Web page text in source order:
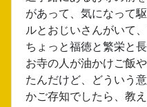
があって、気になって
ルとおじいさんがいて
ちょっと福徳と繁栄と
お寺の人が油かけご飯
たんだけど、どういう
かご存知でしたら、教